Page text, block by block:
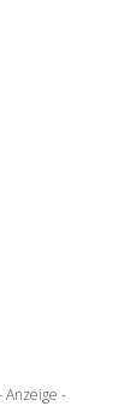
Anzeige -